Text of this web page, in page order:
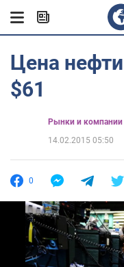
Цена
$61
Рынки и компании
14.02.2015 05:50
0